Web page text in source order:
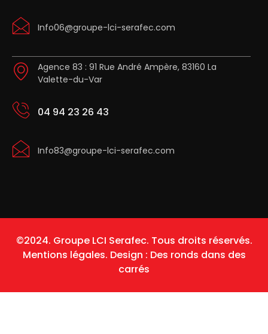
Info06@groupe-lci-serafec.com
Agence 83 : 91 Rue André Ampère, 83160 La
Valette-du-Var
04 94 23 26 43
Info83@groupe-lci-serafec.com
©2024. Groupe LCI Serafec. Tous droits réservés.
Mentions légales. Design : Des ronds dans des
carrés